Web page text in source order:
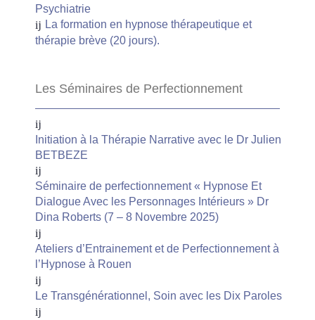
Psychiatrie
La formation en hypnose thérapeutique et
thérapie brève (20 jours).
Les Séminaires de Perfectionnement
Initiation à la Thérapie Narrative avec le Dr Julien
BETBEZE
Séminaire de perfectionnement « Hypnose Et
Dialogue Avec les Personnages Intérieurs » Dr
Dina Roberts (7 – 8 Novembre 2025)
Ateliers d’Entrainement et de Perfectionnement à
l’Hypnose à Rouen
Le Transgénérationnel, Soin avec les Dix Paroles